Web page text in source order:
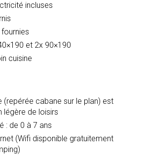
incluses
et 2x 90×190
cuisine
(repérée cabane sur le plan) est
légère de loisirs
: de 0 à 7 ans
(Wifi disponible gratuitement